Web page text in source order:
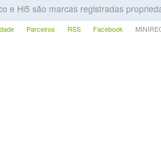
e Hi5 são marcas registradas
Parceiros RSS Facebook